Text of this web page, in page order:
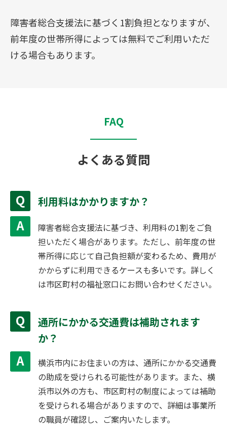
障害者総合支援法に基づく1割負担となりますが、
前年度の世帯所得によっては無料でご利用いただ
ける場合もあります。
FAQ
よくある質問
利用料はかかりますか？
障害者総合支援法に基づき、利用料の1割をご負
担いただく場合があります。ただし、前年度の世
帯所得に応じて自己負担額が変わるため、費用が
かからずに利用できるケースも多いです。詳しく
は市区町村の福祉窓口にお問い合わせください。
通所にかかる交通費は補助されます
か？
横浜市内にお住まいの方は、通所にかかる交通費
の助成を受けられる可能性があります。また、横
浜市以外の方も、市区町村の制度によっては補助
を受けられる場合がありますので、詳細は事業所
の職員が確認し、ご案内いたします。